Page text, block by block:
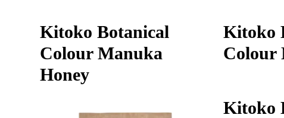
Kitoko Botanical
Colour Manuka
Honey
Kitoko
Colour
Kitoko